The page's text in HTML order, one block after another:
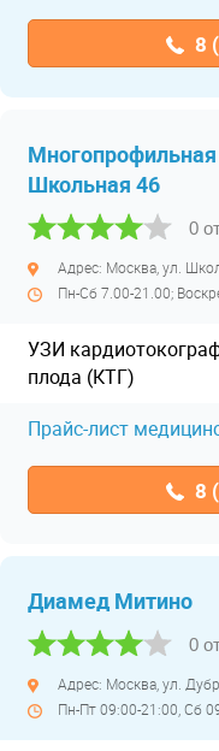
8
Школьная 46
0
Адрес: Москва, ул.
Пн-Сб 7.00-21.00;
УЗИ
плода (КТГ)
Прайс-лист
8
Диамед Митино
0
Адрес: Москва, ул.
Пн-Пт 09:00-21:00, Сб